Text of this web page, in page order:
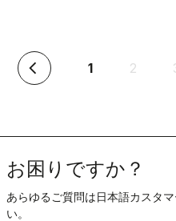
arrow_back_ios 1(current)
2
お困りですか？
あらゆるご質問は日本語カスタ
い。